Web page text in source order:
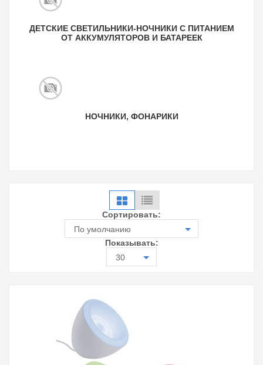
ДЕТСКИЕ СВЕТИЛЬНИКИ-НОЧНИКИ С ПИТАНИЕМ
ОТ АККУМУЛЯТОРОВ И БАТАРЕЕК
НОЧНИКИ, ФОНАРИКИ
Сортировать:
По умолчанию
Показывать:
30